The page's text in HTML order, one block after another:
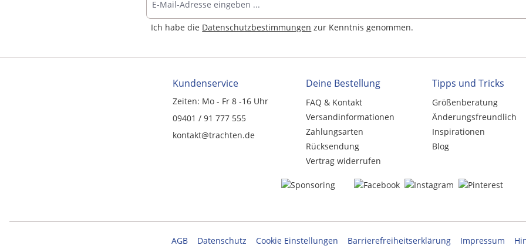
Ich habe die Datenschutzbestimmungen zur Kenntnis genommen.
Kundenservice
Zeiten: Mo - Fr 8 -16 Uhr
09401 / 91 777 555
kontakt@trachten.de
Deine Bestellung
FAQ & Kontakt
Versandinformationen
Zahlungsarten
Rücksendung
Vertrag widerrufen
Tipps und Tricks
Größenberatung
Änderungsfreundlich
Inspirationen
Blog
AGB Datenschutz Cookie Einstellungen Barrierefreiheitserklärung Impressum